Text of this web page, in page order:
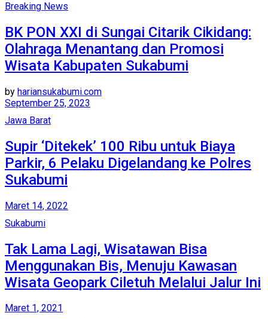
Breaking News
BK PON XXI di Sungai Citarik Cikidang:
Olahraga Menantang dan Promosi
Wisata Kabupaten Sukabumi
by hariansukabumi.com
September 25, 2023
Jawa Barat
Supir ‘Ditekek’ 100 Ribu untuk Biaya
Parkir, 6 Pelaku Digelandang ke Polres
Sukabumi
Maret 14, 2022
Sukabumi
Tak Lama Lagi, Wisatawan Bisa
Menggunakan Bis, Menuju Kawasan
Wisata Geopark Ciletuh Melalui Jalur Ini
Maret 1, 2021